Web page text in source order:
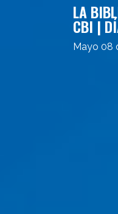
LA
CBI |
Mayo 08